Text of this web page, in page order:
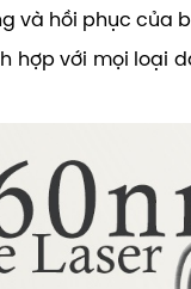
và hồi phục của
hợp với mọi loại